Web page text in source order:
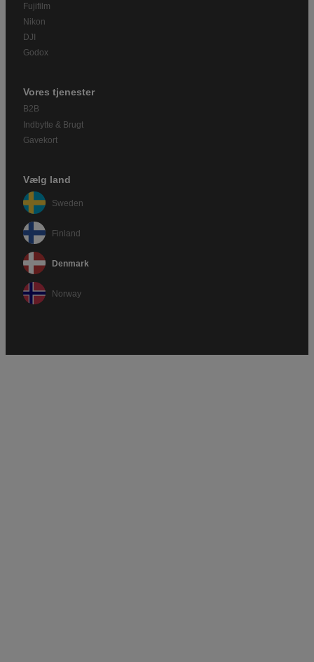
Fujifilm
Nikon
DJI
Godox
Vores tjenester
B2B
Indbytte & Brugt
Gavekort
Vælg land
Sweden
Finland
Denmark
Norway